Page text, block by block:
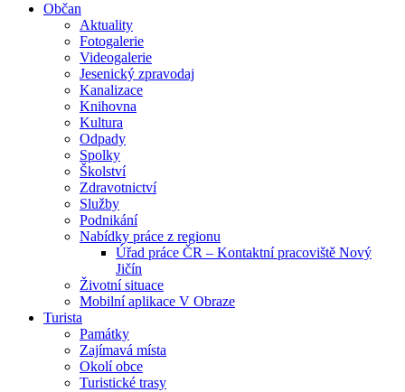
Občan
Aktuality
Fotogalerie
Videogalerie
Jesenický zpravodaj
Kanalizace
Knihovna
Kultura
Odpady
Spolky
Školství
Zdravotnictví
Služby
Podnikání
Nabídky práce z regionu
Úřad práce ČR – Kontaktní pracoviště Nový
Jičín
Životní situace
Mobilní aplikace V Obraze
Turista
Památky
Zajímavá místa
Okolí obce
Turistické trasy